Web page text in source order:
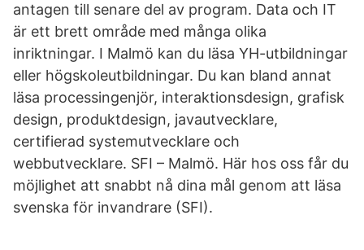
antagen till senare del av program. Data och IT
är ett brett område med många olika
inriktningar. I Malmö kan du läsa YH-utbildningar
eller högskoleutbildningar. Du kan bland annat
läsa processingenjör, interaktionsdesign, grafisk
design, produktdesign, javautvecklare,
certifierad systemutvecklare och
webbutvecklare. SFI – Malmö. Här hos oss får du
möjlighet att snabbt nå dina mål genom att läsa
svenska för invandrare (SFI).